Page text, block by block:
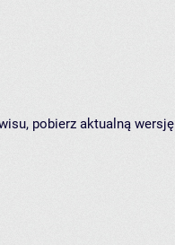
pobierz aktualną wersję